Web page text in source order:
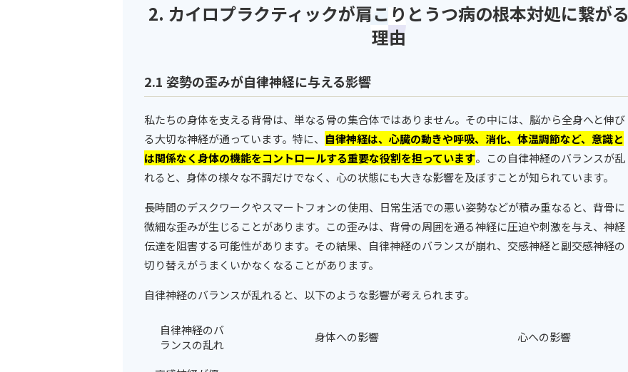
2. カイロプラクティックが肩こりとうつ病の根本対処に繋がる
理由
2.1 姿勢の歪みが自律神経に与える影響
私たちの身体を支える背骨は、単なる骨の集合体ではありません。その中には、脳から全身へと伸び
る大切な神経が通っています。特に、 自律神経は、心臓の動きや呼吸、消化、体温調節など、意識と
は関係なく身体の機能をコントロールする重要な役割を担っています。この自律神経のバランスが乱
れると、身体の様々な不調だけでなく、心の状態にも大きな影響を及ぼすことが知られています。
長時間のデスクワークやスマートフォンの使用、日常生活での悪い姿勢などが積み重なると、背骨に
微細な歪みが生じることがあります。この歪みは、背骨の周囲を通る神経に圧迫や刺激を与え、神経
伝達を阻害する可能性があります。その結果、自律神経のバランスが崩れ、交感神経と副交感神経の
切り替えがうまくいかなくなることがあります。
自律神経のバランスが乱れると、以下のような影響が考えられます。
自律神経のバ
ランスの乱れ
身体への影響 心への影響